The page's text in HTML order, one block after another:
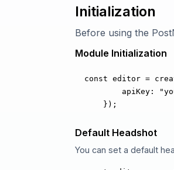
Initialization
Before using the
Module Initialization
const editor =
apiKey:
    });
Default Headshot
You can set a default